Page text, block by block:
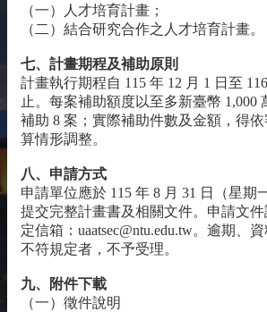
（一）人才培育計畫；
（二）結合研究合作之人才培育計畫。
七、計畫期程及補助原則
計畫執行期程自 115 年 12 月 1 日至
止。每案補助額度以至多新臺幣 1,000
補助 8 案；實際補助件數及金額，得
算情形調整。
八、申請方式
申請單位應於 115 年 8 月 31 日（星期
提交完整計畫書及相關文件。申請文
定信箱：uaatsec@ntu.edu.tw。逾期、
不符規定者，不予受理。
九、附件下載
（一）徵件說明